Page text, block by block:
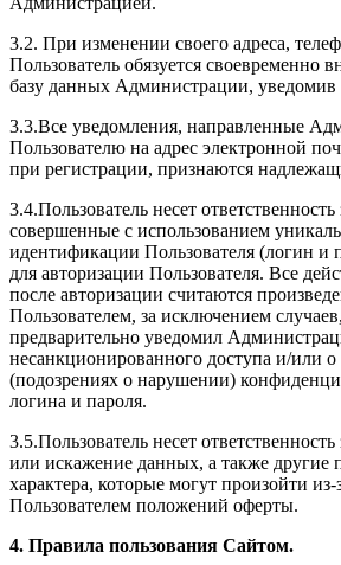
3.2. При изменении своего адреса,
Пользователь обязуется своевременно
базу данных Администрации, уведомив
3.3.Все уведомления, направленные
Пользователю на адрес электронной
при регистрации, признаются
3.4.Пользователь несет ответственность
совершенные с использованием
идентификации Пользователя (логин и
для авторизации Пользователя. Все
после авторизации считаются
Пользователем, за исключением
предварительно уведомил
несанкционированного доступа и/или
(подозрениях о нарушении)
логина и пароля.
3.5.Пользователь несет
или искажение данных, а также другие
характера, которые могут произойти
Пользователем положений оферты.
4. Правила пользования Сайтом.